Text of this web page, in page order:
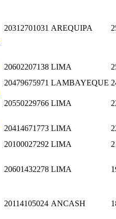
20312701031 AREQUIPA
20602207138 LIMA
20479675971 LAMBAYEQUE
20550229766 LIMA
20414671773 LIMA
20100027292 LIMA
20601432278 LIMA
20114105024 ANCASH